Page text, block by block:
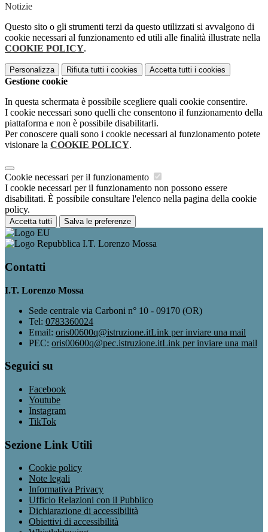
Notizie
Questo sito o gli strumenti terzi da questo utilizzati si avvalgono di
cookie necessari al funzionamento ed utili alle finalità illustrate nella
COOKIE POLICY.
Personalizza Rifiuta tutti i cookies Accetta tutti i cookies
Gestione cookie
In questa schermata è possibile scegliere quali cookie consentire.
I cookie necessari sono quelli che consentono il funzionamento della
piattaforma e non è possibile disabilitarli.
Per conoscere quali sono i cookie necessari al funzionamento potete
visionare la COOKIE POLICY.
Cookie necessari per il funzionamento
I cookie necessari per il funzionamento non possono essere
disabilitati. È possibile consultare l'elenco nella pagina della cookie
policy.
Accetta tutti Salva le preferenze
I.T. Lorenzo Mossa
Contatti
I.T. Lorenzo Mossa
Sede centrale via Carboni n° 10 - 09170 (OR)
Tel: 0783360024
Email: oris00600q@istruzione.itLink per inviare una mail
PEC: oris00600q@pec.istruzione.itLink per inviare una mail
Seguici su
Facebook
Youtube
Instagram
TikTok
Sezione Link Utili
Cookie policy
Note legali
Informativa Privacy
Ufficio Relazioni con il Pubblico
Dichiarazione di accessibilità
Obiettivi di accessibilità